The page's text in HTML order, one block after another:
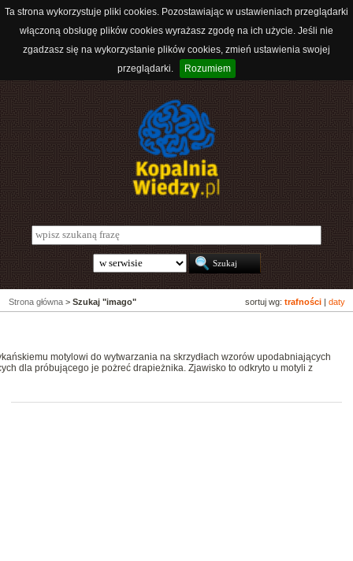
Ta strona wykorzystuje pliki cookies. Pozostawiając w ustawieniach przeglądarki
włączoną obsługę plików cookies wyrażasz zgodę na ich użycie. Jeśli nie
zgadzasz się na wykorzystanie plików cookies, zmień ustawienia swojej
przeglądarki.
Rozumiem
sortuj wg: trafności daty
Strona główna > Szukaj "imago"
motylowi do wytwarzania na skrzydłach wzorów upodabniających
dla próbującego je pożreć drapieżnika. Zjawisko to odkryto u motyli z